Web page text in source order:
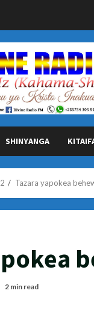
SHINYANGA
2 Tazara yapokea
2 min read